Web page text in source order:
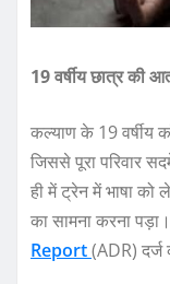
19 वर्षीय छात्र की
कल्याण के 19 वर्षीय
जिससे पूरा परिवार
ही में ट्रेन में भाषा को
का सामना करना
Report(ADR)